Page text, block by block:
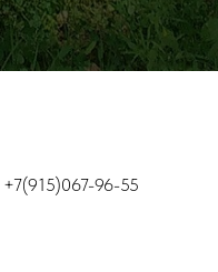
+7(915)067-96-55